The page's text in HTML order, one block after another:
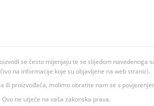
se često mijenjaju te se slijedom navedenoga
na informacije koje su objavljene na web stranici.
proizvođača, molimo obratite nam se s
ne utječe na vaša zakonska prava.